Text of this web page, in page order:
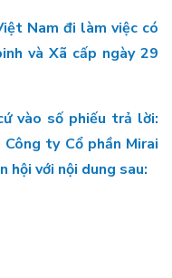
Nam đi làm việc có
và Xã cấp ngày 29
vào số phiếu trả lời:
ty Cổ phần Mirai
với nội dung sau: